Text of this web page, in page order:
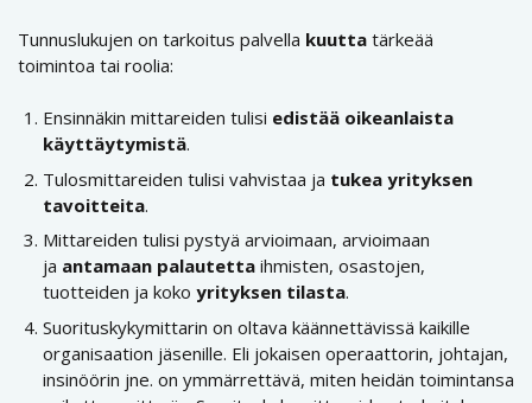
Tunnuslukujen on tarkoitus palvella kuutta tärkeää
toimintoa tai roolia:
Ensinnäkin mittareiden tulisi edistää oikeanlaista
käyttäytymistä.
Tulosmittareiden tulisi vahvistaa ja tukea yrityksen
tavoitteita.
Mittareiden tulisi pystyä arvioimaan, arvioimaan
ja antamaan palautetta ihmisten, osastojen,
tuotteiden ja koko yrityksen tilasta.
Suorituskykymittarin on oltava käännettävissä kaikille
organisaation jäsenille. Eli jokaisen operaattorin, johtajan,
insinöörin jne. on ymmärrettävä, miten heidän toimintansa